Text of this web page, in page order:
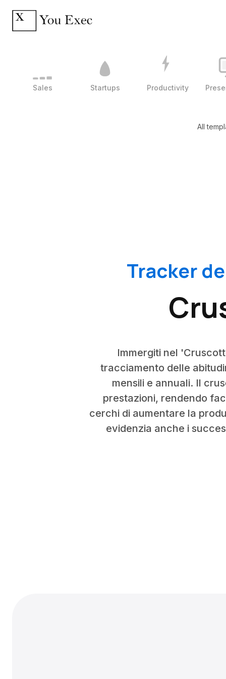
Sales Startups Productivity
All
Tracker
Immergiti nel
tracciamento delle
mensili e annuali. Il
prestazioni, rendendo
cerchi di aumentare la
evidenzia anche i